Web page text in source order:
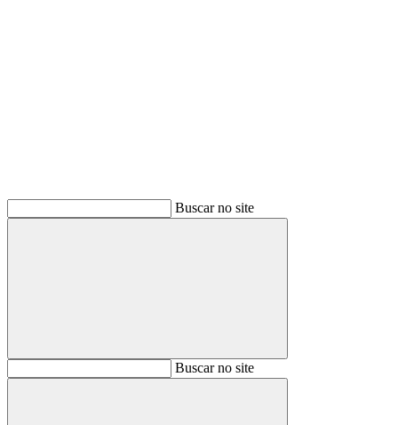
Buscar no site
BuscarBuscar no site